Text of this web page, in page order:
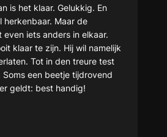
is het klaar. Gelukkig. En
herkenbaar. Maar de
even iets anders in elkaar.
klaar te zijn. Hij wil namelijk
Tot in den treure test
een beetje tijdrovend
geldt: best handig!